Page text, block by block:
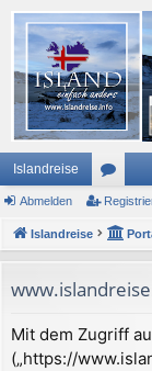
Islandreise
or
en
Abmelden
Islandreise
Mit dem Zugriff
(„https://